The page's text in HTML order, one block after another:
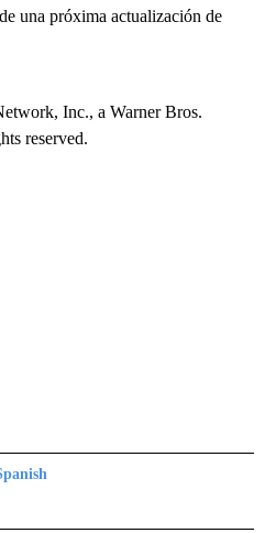
una próxima actualización de
Inc., a Warner Bros.
reserved.
TO RECEIVE NOTIFICATIONS ABOUT